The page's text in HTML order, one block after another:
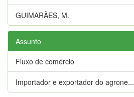
GUIMARÃES, M.
Assunto
Fluxo de comércio
Importador e exportador do agrone...